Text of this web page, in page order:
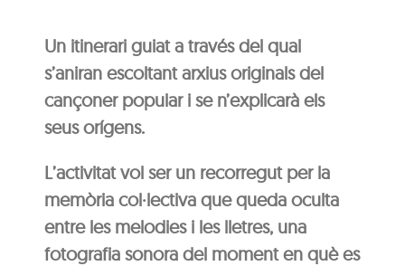
Un itinerari guiat a través del qual
s’aniran escoltant arxius originals del
cançoner popular i se n’explicarà els
seus orígens.
L’activitat vol ser un recorregut per la
memòria col·lectiva que queda oculta
entre les melodies i les lletres, una
fotografia sonora del moment en què es